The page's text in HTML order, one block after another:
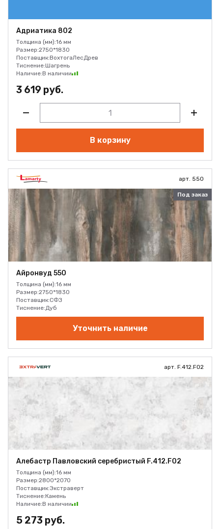
Адриатика 802
Толщина (мм):16 мм
Размер:2750*1830
Поставщик:ВохтогаЛесДрев
Тиснение:Шагрень
Наличие:В наличии
3 619 руб.
В корзину
арт. 550
Под заказ
Айронвуд 550
Толщина (мм):16 мм
Размер:2750*1830
Поставщик:СФЗ
Тиснение:Дуб
Уточнить наличие
арт. F.412.F02
Алебастр Павловский серебристый F.412.F02
Толщина (мм):16 мм
Размер:2800*2070
Поставщик:Экстраверт
Тиснение:Камень
Наличие:В наличии
5 273 руб.